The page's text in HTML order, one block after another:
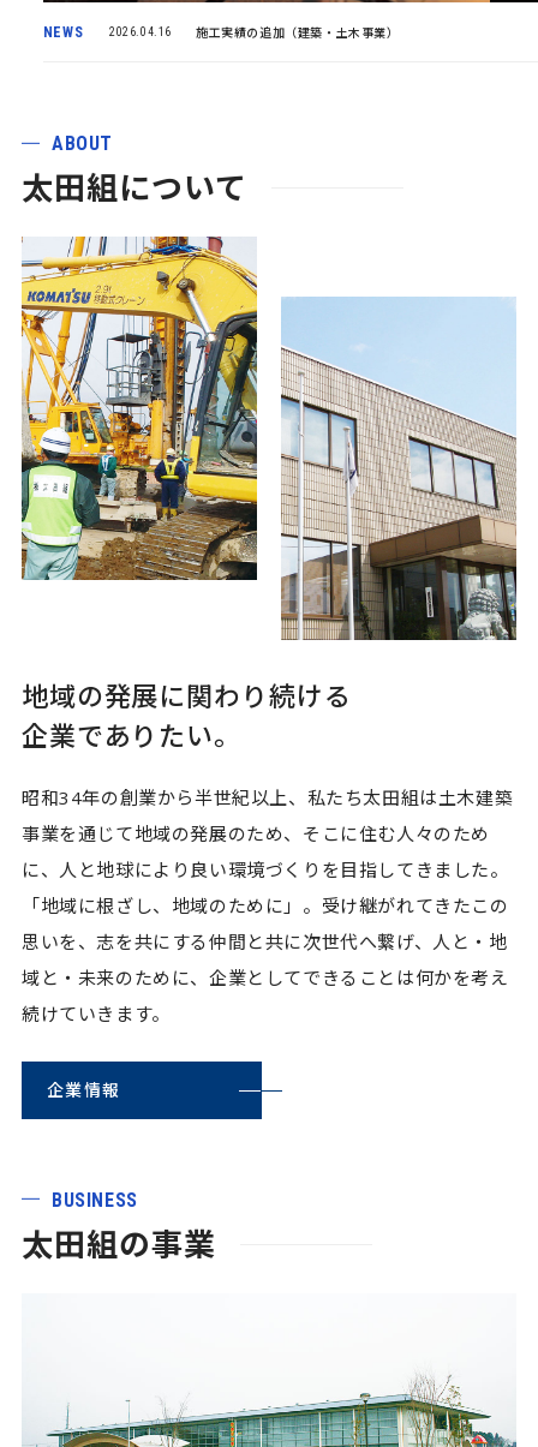
© 2022 OTAGUMI Corporation
NEWS 2026.04.16 施工実績の追加（建築・土木事業）
ABOUT
太田組について
地域の発展に関わり続ける
企業でありたい。
昭和34年の創業から半世紀以上、私たち太田組は土木建築
事業を通じて地域の発展のため、そこに住む人々のため
に、人と地球により良い環境づくりを目指してきました。
「地域に根ざし、地域のために」。受け継がれてきたこの
思いを、志を共にする仲間と共に次世代へ繋げ、人と・地
域と・未来のために、企業としてできることは何かを考え
続けていきます。
企業情報
BUSINESS
太田組の事業